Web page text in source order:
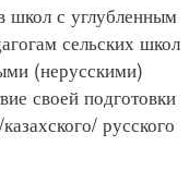
с углубленным
сельских школ
(нерусскими)
своей подготовки
русского